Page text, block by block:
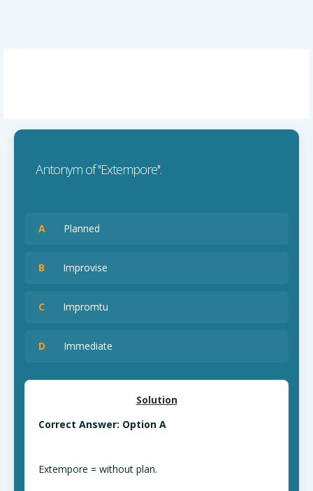
Antonym of ''Extempore''.
A Planned
B Improvise
C Impromtu
D Immediate
Solution
Correct Answer: Option A
Extempore = without plan.